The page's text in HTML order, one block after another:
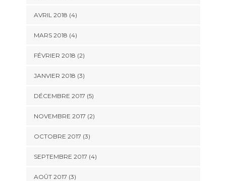
AVRIL 2018 (4)
MARS 2018 (4)
FÉVRIER 2018 (2)
JANVIER 2018 (3)
DÉCEMBRE 2017 (5)
NOVEMBRE 2017 (2)
OCTOBRE 2017 (3)
SEPTEMBRE 2017 (4)
AOÛT 2017 (3)